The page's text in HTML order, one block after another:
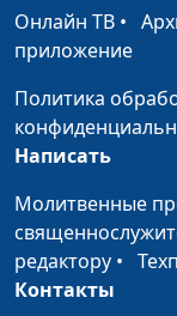
Покаяние и
Можно ли
покаянию?
спасение
Онлайн ТВ •
приложение
Политика
Написать
Молитвенные
редактору •
Контакты